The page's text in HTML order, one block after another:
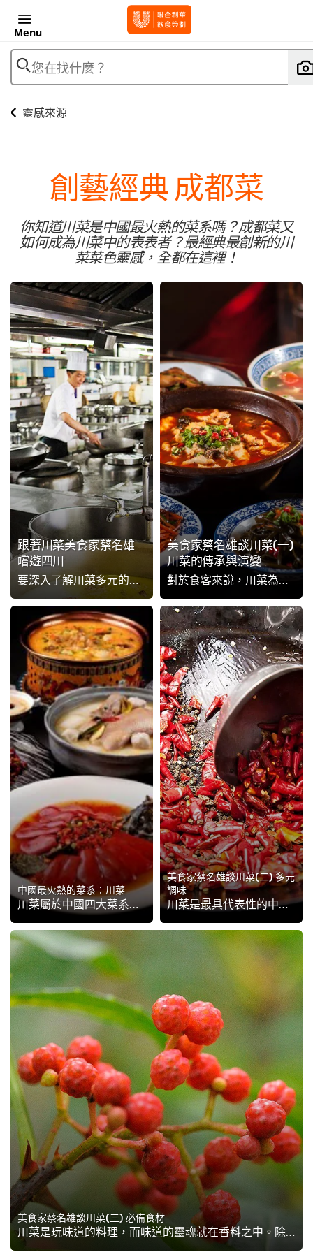
Menu
您在找什麼？
靈感來源
創藝經典 成都菜
你知道川菜是中國最火熱的菜系嗎？成都菜又
如何成為川菜中的表表者？最經典最創新的川
菜菜色靈感，全都在這裡！
跟著川菜美食家蔡名雄
嚐遊四川
要深入了解川菜多元的風貌，以做出變化無窮的好滋味，只靠調味料絕對不夠，實地觀摩、品嚐菜式才是脫穎而出的關鍵！美食家蔡名雄特別為各位大廚們推薦4大不同類型的餐館，前往四川考察並學習川菜時自然有明確方向。食家私房清單馬上送到！
美食家蔡名雄談川菜(一)
川菜的傳承與演變
對於食客來說，川菜為熟悉不過的料理。曾經踏足四川的人都知道，莫說其他地方的川菜不道地，就連中國當地的川菜館，亦難以令四川人完全滿意。想了解川菜的門道，一於聽聽川菜名家蔡名雄如何說！
中國最火熱的菜系：川菜
川菜屬於中國四大菜系，也是現在最火熱的菜系之一，深受年輕人喜愛。作為中國四大菜系之一，川菜源於古蜀國，但經歷多次民族遷徙以及由歷代入川的外省官商所帶來的大批省外廚師，令川菜早就開始與南北各菜系相融相會。來到清初，川人開始吃辣椒，更為川菜添加「辣」這元素。...
美食家蔡名雄談川菜(二) 多元
調味
川菜是最具代表性的中華菜系之一，然而一般人對川菜的印象卻往往只有「辣」與「麻」二字，殊不知真正的川菜是「一菜一格，百菜百味」。且聽美食家蔡名雄娓娓道來，四川料理那變化多端的滋味從何而來！
美食家蔡名雄談川菜(三) 必備食材
川菜是玩味道的料理，而味道的靈魂就在香料之中。除了辣椒之外，四川人對運用川菜香料食材確有特殊喜好與方法，從麻味、酸香味、到醬香味，不斷顛覆我們心目中「四川人只愛吃辣」的刻板印象。美食家蔡名雄特別介紹數款四川常見的香料食材，下廚缺少它們，就稱不上是正宗川味！